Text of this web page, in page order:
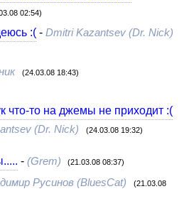
02:54)
:(- Dmitri Kazantsev (Dr. Nick)
(24.03.08 18:43)
что-то на джемы не приходит :(
(Dr. Nick) (24.03.08 19:32)
- (Grem) (21.03.08 08:37)
Русинов (BluesCat) (21.03.08